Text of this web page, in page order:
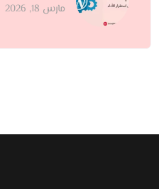
مارس 18, 2026